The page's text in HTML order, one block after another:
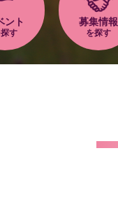
ント
す
募集情報
を探す